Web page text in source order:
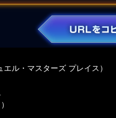
ル・マスターズ プレイス）